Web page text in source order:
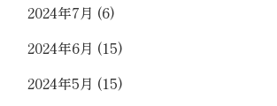
2024年7月 (6)
2024年6月 (15)
2024年5月 (15)